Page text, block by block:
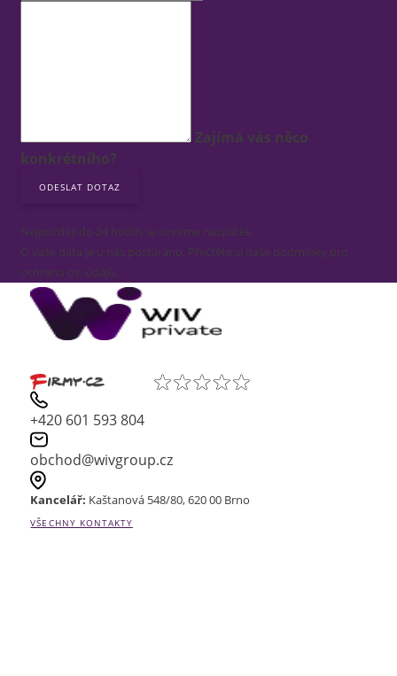
Zajímá vás něco
konkrétního?
Nejpozději do 24 hodin se ozveme nazpátek.
O vaše data je u nás postaráno. Přečtěte si naše podmínky pro
ochranu os. údajů.
+420 601 593 804
obchod@wivgroup.cz
Kancelář: Kaštanová 548/80, 620 00 Brno
VŠECHNY KONTAKTY